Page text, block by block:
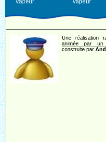
vapeur
vapeur
Une réalisation
animée par un
construite par